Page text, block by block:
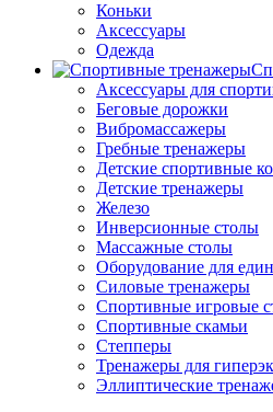
Коньки
Аксессуары
Одежда
Аксессуары для
Беговые дорожки
Вибромассажеры
Гребные тренажеры
Детские спортивные
Детские тренажеры
Железо
Инверсионные столы
Массажные столы
Оборудование для
Силовые тренажеры
Спортивные игровые
Спортивные скамьи
Степперы
Тренажеры для
Эллиптические